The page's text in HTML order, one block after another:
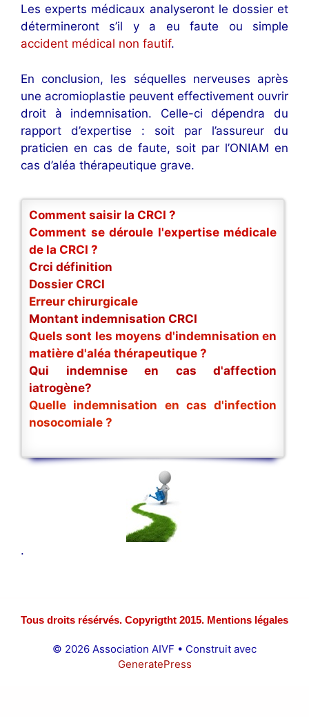
Les experts médicaux analyseront le dossier et
détermineront s’il y a eu faute ou simple
accident médical non fautif.
En conclusion, les séquelles nerveuses après
une acromioplastie peuvent effectivement ouvrir
droit à indemnisation. Celle-ci dépendra du
rapport d’expertise : soit par l’assureur du
praticien en cas de faute, soit par l’ONIAM en
cas d’aléa thérapeutique grave.
Comment saisir la CRCI ?
Comment se déroule l'expertise médicale
de la CRCI ?
Crci définition
Dossier CRCI
Erreur chirurgicale
Montant indemnisation CRCI
Quels sont les moyens d'indemnisation en
matière d'aléa thérapeutique ?
Qui indemnise en cas d'affection
iatrogène?
Quelle indemnisation en cas d'infection
nosocomiale ?
.
Tous droits résérvés. Copyrigtht 2015. Mentions légales
© 2026 Association AIVF • Construit avec
GeneratePress